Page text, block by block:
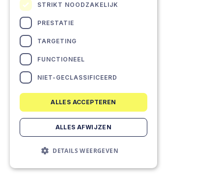
STRIKT NOODZAKELIJK
PRESTATIE
TARGETING
FUNCTIONEEL
NIET-GECLASSIFICEERD
ALLES ACCEPTEREN
ALLES AFWIJZEN
DETAILS WEERGEVEN